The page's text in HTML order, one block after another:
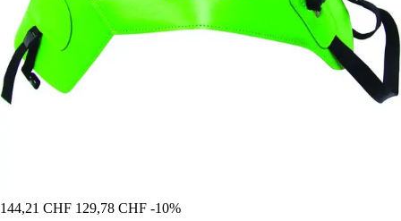
144,21 CHF 129,78 CHF -10%